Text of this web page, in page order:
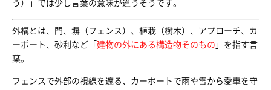
う）」では少し言葉の意味が違うそうです。
外構とは、門、塀（フェンス）、植栽（樹木）、アプローチ、カ
ーポート、砂利など「 建物の外にある構造物そのもの 」を指す言
葉。
フェンスで外部の視線を遮る、カーポートで雨や雪から愛車を守